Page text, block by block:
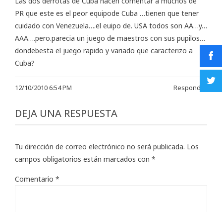
PR que este es el peor equipode Cuba …tienen que tener
cuidado con Venezuela….el euipo de. USA todos son AA…y…
AAA….pero.parecia un juego de maestros con sus pupilos…
dondebesta el juego rapido y variado que caracterizo a
Cuba?
12/10/2010 6:54 PM Responder
DEJA UNA RESPUESTA
Tu dirección de correo electrónico no será publicada. Los
campos obligatorios están marcados con *
Comentario *